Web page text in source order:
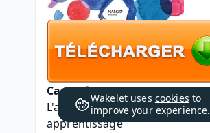
Caractéristiques
L'aquarelle, récit illustré d'un
apprentissage
Wakelet uses cookies to
improve your experience.